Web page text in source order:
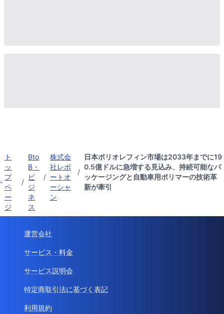
ト
ッ
プ
ペ
ー
ジ
/
Bto
B・
ビ
ジ
ネ
ス
/
株式会
社レポ
ートオ
ーシャ
ン
/
日本ポリオレフィン市場は2033年までに19
0.5億ドルに急増する見込み、持続可能なパ
ッケージングと自動車用ポリマーの技術革
新が牽引
運営会社
サービス・料金
サービス説明会
特定商取引法に基づく表記
利用規約